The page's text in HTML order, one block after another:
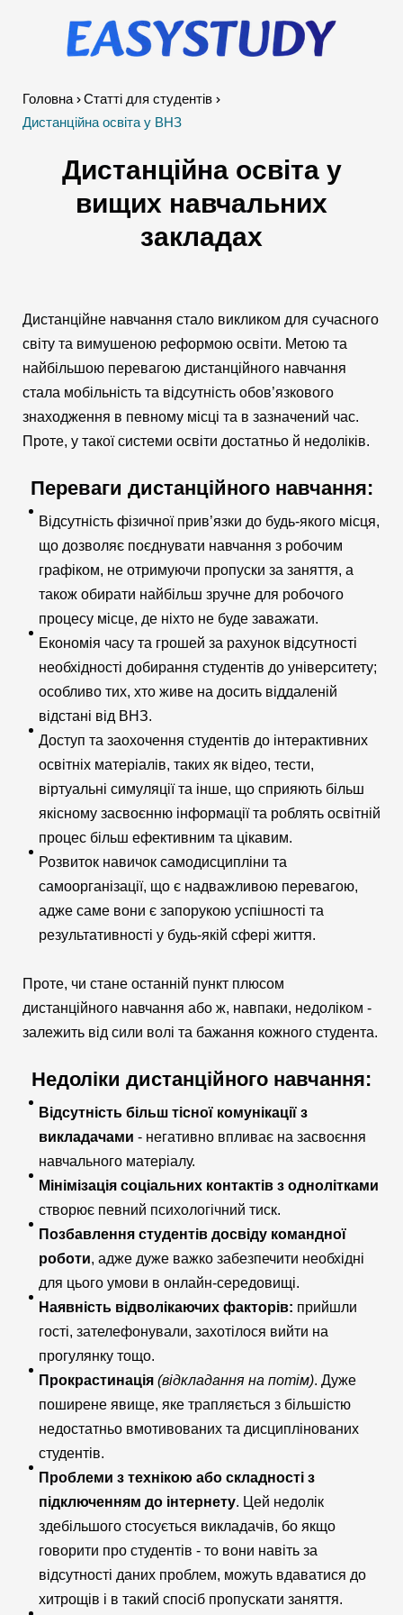
Дистанційна освіта у
вищих навчальних
закладах
Дистанційне навчання стало викликом для сучасного
світу та вимушеною реформою освіти. Метою та
найбільшою перевагою дистанційного навчання
стала мобільність та відсутність обов’язкового
знаходження в певному місці та в зазначений час.
Проте, у такої системи освіти достатньо й недоліків.
Переваги дистанційного навчання:
Відсутність фізичної прив’язки до будь-якого місця,
що дозволяє поєднувати навчання з робочим
графіком, не отримуючи пропуски за заняття, а
також обирати найбільш зручне для робочого
процесу місце, де ніхто не буде заважати.
Економія часу та грошей за рахунок відсутності
необхідності добирання студентів до університету;
особливо тих, хто живе на досить віддаленій
відстані від ВНЗ.
Доступ та заохочення студентів до інтерактивних
освітніх матеріалів, таких як відео, тести,
віртуальні симуляції та інше, що сприяють більш
якісному засвоєнню інформації та роблять освітній
процес більш ефективним та цікавим.
Розвиток навичок самодисципліни та
самоорганізації, що є надважливою перевагою,
адже саме вони є запорукою успішності та
результативності у будь-якій сфері життя.
Проте, чи стане останній пункт плюсом
дистанційного навчання або ж, навпаки, недоліком -
залежить від сили волі та бажання кожного студента.
Недоліки дистанційного навчання:
Відсутність більш тісної комунікації з
викладачами - негативно впливає на засвоєння
навчального матеріалу.
Мінімізація соціальних контактів з однолітками
створює певний психологічний тиск.
Позбавлення студентів досвіду командної
роботи, адже дуже важко забезпечити необхідні
для цього умови в онлайн-середовищі.
Наявність відволікаючих факторів: прийшли
гості, зателефонували, захотілося вийти на
прогулянку тощо.
Прокрастинація (відкладання на потім). Дуже
поширене явище, яке трапляється з більшістю
недостатньо вмотивованих та дисциплінованих
студентів.
Проблеми з технікою або складності з
підключенням до інтернету. Цей недолік
здебільшого стосується викладачів, бо якщо
говорити про студентів - то вони навіть за
відсутності даних проблем, можуть вдаватися до
хитрощів і в такий спосіб пропускати заняття.
Головна
Cтатті для студентів
Дистанційна освіта у ВНЗ